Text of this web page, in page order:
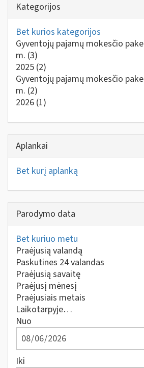
Kategorijos
Bet kurios kategorijos
Gyventojų pajamų mokesčio
m. (3)
2025 (2)
Gyventojų pajamų mokesčio
m. (2)
2026 (1)
Aplankai
Bet kurį aplanką
Parodymo data
Bet kuriuo metu
Praėjusią valandą
Paskutines 24 valandas
Praėjusią savaitę
Praėjusį mėnesį
Praėjusiais metais
Laikotarpyje…
Nuo
Iki